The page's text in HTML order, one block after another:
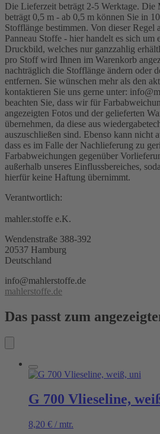
Die Lieferzeit beträgt 2-5 Werktage. Die
beträgt 0,5 m - ab 0,5 m können Sie in
Stofflänge bestimmen. Von dieser Regel
Panneau Stoffe - hier handelt es sich um
Druckbild, welches nur ganzzahlig
pro Stoff wird Ihnen im Warenkorb
nachträglich die Stofflänge ändern oder
entfernen. Sie wünschen mehr als den
kontaktieren Sie uns gerne unter:
beachten Sie, dass wir für
angezeigten Fotos und der gelieferten
übernehmen, da diese aus
auszuschließen sind. Ebenso kann nicht
dass es im Falle der Nachlieferung zu
Farbabweichungen gegenüber
außerhalb unseres Einflussbereiches,
hierfür keine Haftung übernimmt.
Verantwortlich:
mahler.stoffe e.K.
Wendenstraße 388-392
20537 Hamburg
Deutschland
info@mahlerstoffe.de
mahlerstoffe.de
Das passt zum
G 700 Vlieseline,
8,20 € / mtr.